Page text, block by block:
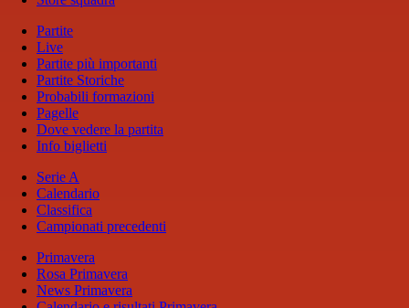
Partite
Live
Partite più importanti
Partite Storiche
Probabili formazioni
Pagelle
Dove vedere la partita
Info biglietti
Serie A
Calendario
Classifica
Campionati precedenti
Primavera
Rosa Primavera
News Primavera